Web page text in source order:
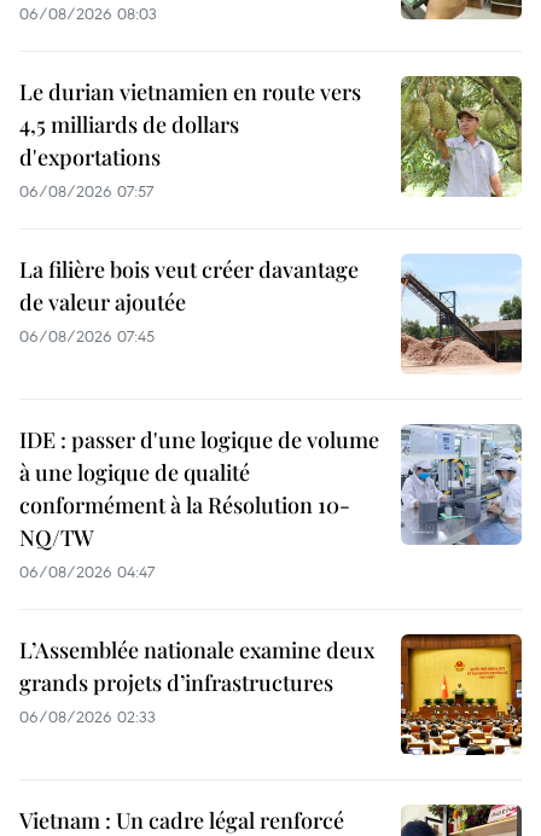
06/08/2026 08:03
Le durian vietnamien en route vers
4,5 milliards de dollars
d'exportations
06/08/2026 07:57
La filière bois veut créer davantage
de valeur ajoutée
06/08/2026 07:45
IDE : passer d'une logique de volume
à une logique de qualité
conformément à la Résolution 10-
NQ/TW
06/08/2026 04:47
L’Assemblée nationale examine deux
grands projets d’infrastructures
06/08/2026 02:33
Vietnam : Un cadre légal renforcé